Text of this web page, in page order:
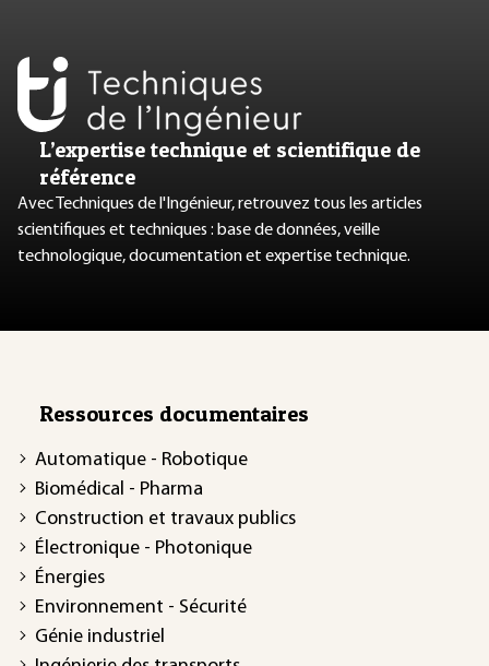
L’expertise technique et scientifique de
référence
Avec Techniques de l'Ingénieur, retrouvez tous les articles
scientifiques et techniques : base de données, veille
technologique, documentation et expertise technique.
Ressources documentaires
Automatique - Robotique
Biomédical - Pharma
Construction et travaux publics
Électronique - Photonique
Énergies
Environnement - Sécurité
Génie industriel